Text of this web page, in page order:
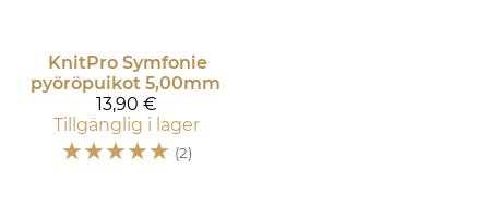
KnitPro Symfonie
pyöröpuikot 5,00mm
13,90 €
Tillgänglig i lager
☆☆☆☆☆ (2)